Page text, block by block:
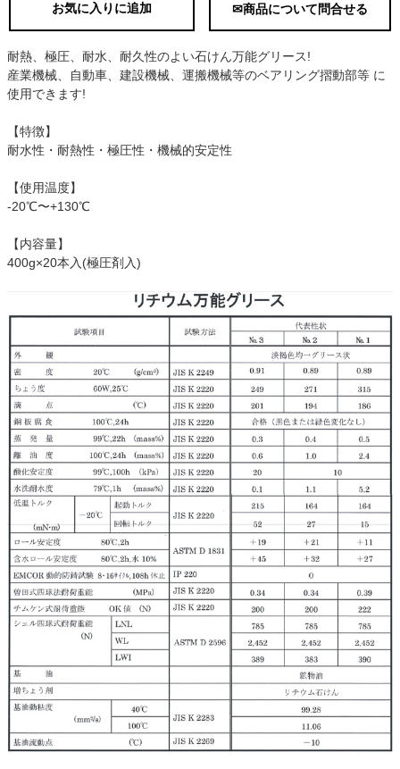
お気に入りに追加 ✉商品について問合せる
耐熱、極圧、耐水、耐久性のよい石けん万能グリース!
産業機械、自動車、建設機械、運搬機械等のベアリング摺動部等 に
使用できます!
【特徴】
耐水性・耐熱性・極圧性・機械的安定性
【使用温度】
-20℃〜+130℃
【内容量】
400g×20本入(極圧剤入)